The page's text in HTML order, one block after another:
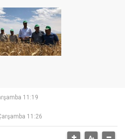
11:19
11:26